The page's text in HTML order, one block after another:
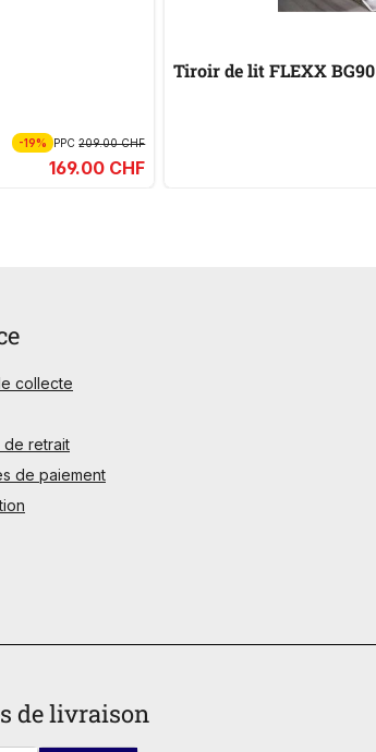
-19% PPC209.00 CHF
169.00 CHF
Tiroir de lit FLEXX BG90
de livraison
collecte
de retrait
de paiement